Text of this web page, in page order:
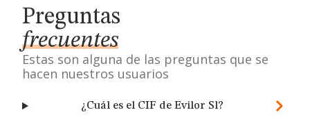
Preguntas
frecuentes
Estas son alguna de las preguntas que se
hacen nuestros usuarios
¿Cuál es el CIF de Evilor Sl?